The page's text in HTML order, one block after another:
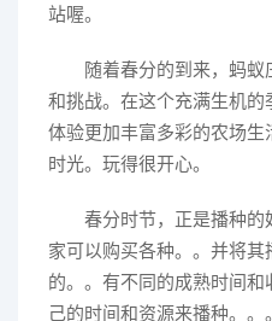
站喔。
随着春分的到来，蚂
和挑战。在这个充满生机
体验更加丰富多彩的农场
时光。玩得很开心。
春分时节，正是播种
家可以购买各种。。并将
的。。有不同的成熟时间
己的时间和资源来播种。